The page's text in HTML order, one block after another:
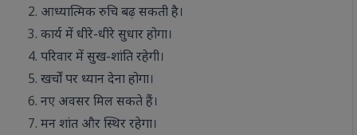
आध्यात्मिक रुचि बढ़ सकती है।
कार्य में धीरे-धीरे सुधार होगा।
परिवार में सुख-शांति रहेगी।
खर्चों पर ध्यान देना होगा।
नए अवसर मिल सकते हैं।
मन शांत और स्थिर रहेगा।